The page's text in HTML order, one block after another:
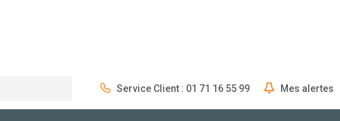
Service Client : 01 71 16 55 99 Mes alertes